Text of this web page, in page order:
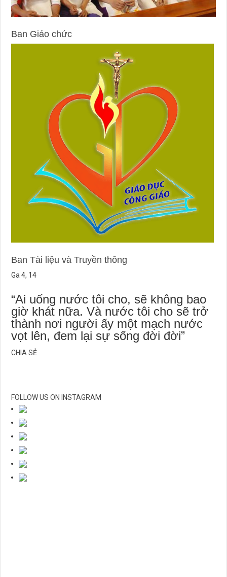
Ban Giáo chức
Ban Tài liệu và Truyền thông
Ga 4, 14
“Ai uống nước tôi cho, sẽ không bao
giờ khát nữa. Và nước tôi cho sẽ trở
thành nơi người ấy một mạch nước
vọt lên, đem lại sự sống đời đời”
CHIA SẺ
FOLLOW US ON INSTAGRAM